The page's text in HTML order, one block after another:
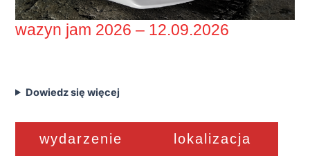
wazyn jam 2026 – 12.09.2026
Dowiedz się więcej
wydarzenie lokalizacja